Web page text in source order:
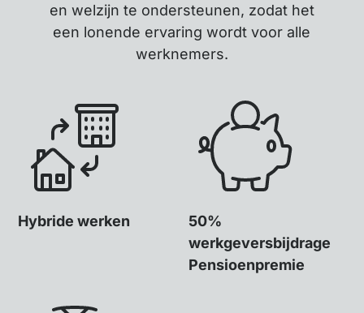
en welzijn te ondersteunen, zodat het
een lonende ervaring wordt voor alle
werknemers.
Hybride werken
50%
werkgeversbijdrage
Pensioenpremie